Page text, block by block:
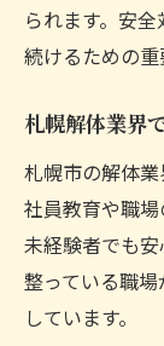
られます。安
続けるための重
札幌解体業界
札幌市の解体
社員教育や職場
未経験者でも
整っている職
しています。